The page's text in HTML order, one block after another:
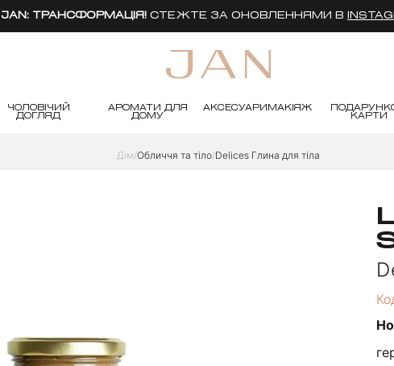
JAN: ТРАНСФОРМАЦІЯ! СТЕЖТЕ ЗА ОНОВЛЕННЯМИ В
ЧОЛОВІЧИЙ
ДОГЛЯД
АРОМАТИ ДЛЯ
ДОМУ
АКСЕСУАРИ МАКІЯЖ
КАРТИ
Дім Обличчя та тіло Delices Глина для тіла